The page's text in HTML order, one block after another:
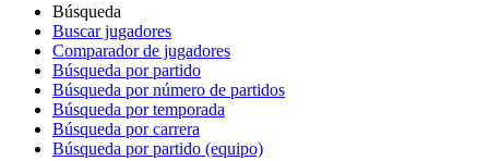
Búsqueda
Buscar jugadores
Comparador de jugadores
Búsqueda por partido
Búsqueda por número de partidos
Búsqueda por temporada
Búsqueda por carrera
Búsqueda por partido (equipo)